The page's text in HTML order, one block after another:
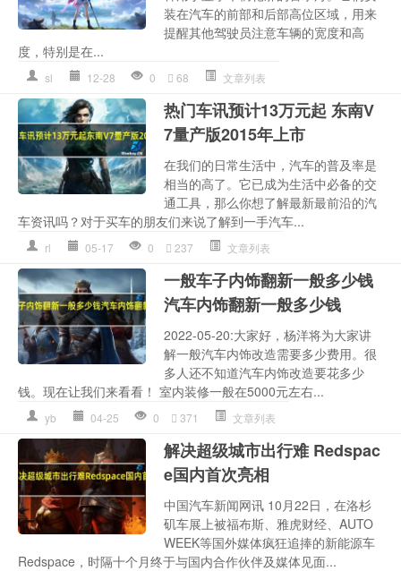
装在汽车的前部和后部高位区域，用来
提醒其他驾驶员注意车辆的宽度和高
度，特别是在...
sl 12-28 0 68 文章列表
热门车讯预计13万元起 东南V
7量产版2015年上市
在我们的日常生活中，汽车的普及率是
相当的高了。它已成为生活中必备的交
通工具，那么你想了解最新最前沿的汽
车资讯吗？对于买车的朋友们来说了解到一手汽车...
rl 05-17 0 237 文章列表
一般车子内饰翻新一般多少钱
汽车内饰翻新一般多少钱
2022-05-20:大家好，杨洋将为大家讲
解一般汽车内饰改造需要多少费用。很
多人还不知道汽车内饰改造要花多少
钱。现在让我们来看看！ 室内装修一般在5000元左右...
yb 04-25 0 371 文章列表
解决超级城市出行难 Redspac
e国内首次亮相
中国汽车新闻网讯 10月22日，在洛杉
矶车展上被福布斯、雅虎财经、AUTO
WEEK等国外媒体疯狂追捧的新能源车
Redspace，时隔十个月终于与国内合作伙伴及媒体见面...